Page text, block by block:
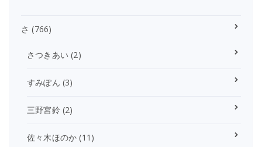
さ (766)
さつきあい (2)
すみぽん (3)
三野宮鈴(2)
佐々木ほのか (11)